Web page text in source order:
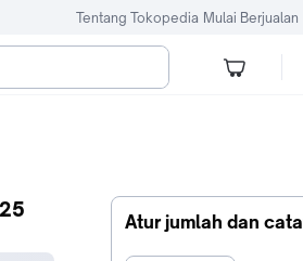
Tentang Tokopedia Mulai Berjualan
Atur jumlah dan